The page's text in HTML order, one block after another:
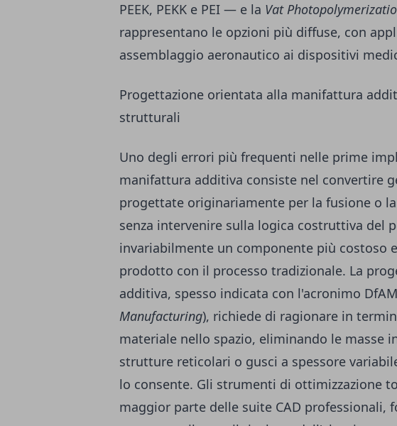
PEEK, PEKK e PEI — e la Vat
rappresentano le opzioni più diffuse, con
assemblaggio aeronautico ai dispositivi
Progettazione orientata alla manifattura
strutturali
Uno degli errori più frequenti nelle prime
manifattura additiva consiste nel convertire
progettate originariamente per la fusione o
senza intervenire sulla logica costruttiva del
invariabilmente un componente più costoso
prodotto con il processo tradizionale. La
additiva, spesso indicata con l'acronimo
Manufacturing), richiede di ragionare in
materiale nello spazio, eliminando le masse
strutture reticolari o gusci a spessore
lo consente. Gli strumenti di ottimizzazione
maggior parte delle suite CAD professionali,